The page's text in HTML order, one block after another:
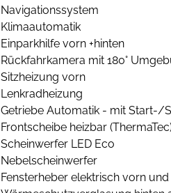
Navigationssystem
Klimaautomatik
Einparkhilfe vorn +hinten
Rückfahrkamera mit 180°
Sitzheizung vorn
Lenkradheizung
Getriebe Automatik - mit Start-/
Frontscheibe heizbar
Scheinwerfer LED Eco
Nebelscheinwerfer
Fensterheber elektrisch vorn